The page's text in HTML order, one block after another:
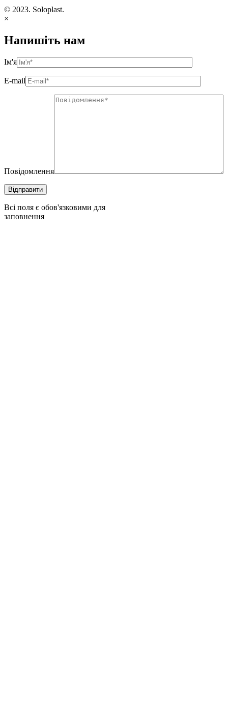
© 2023. Soloplast.
×
Напишіть нам
Ім'я
E-mail
Повідомлення
Всі поля є обов'язковими для
заповнення